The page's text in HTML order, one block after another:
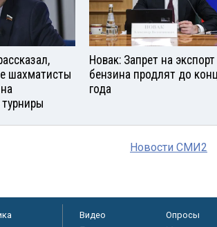
шахматисты
Новак: Запрет на экспорт
бензина продлят до
года
Новости СМИ2
Видео Опросы